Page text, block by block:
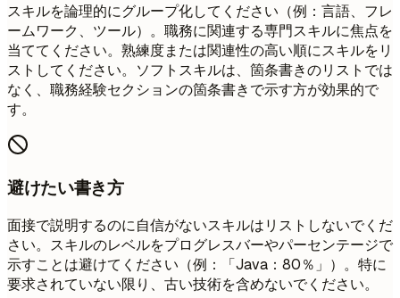
スキルを論理的にグループ化してください（例：言語、フレ
ームワーク、ツール）。職務に関連する専門スキルに焦点を
当ててください。熟練度または関連性の高い順にスキルをリ
ストしてください。ソフトスキルは、箇条書きのリストでは
なく、職務経験セクションの箇条書きで示す方が効果的で
す。
避けたい書き方
面接で説明するのに自信がないスキルはリストしないでくだ
さい。スキルのレベルをプログレスバーやパーセンテージで
示すことは避けてください（例：「Java：80％」）。特に
要求されていない限り、古い技術を含めないでください。